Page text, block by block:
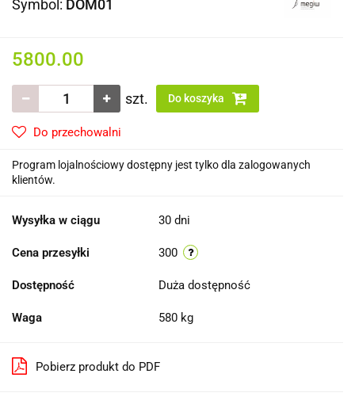
Symbol: DOM01
5800.00
szt. Do koszyka
Do przechowalni
Program lojalnościowy dostępny jest tylko dla zalogowanych
klientów.
Wysyłka w ciągu 30 dni
Cena przesyłki 300
Dostępność Duża dostępność
Waga 580 kg
Pobierz produkt do PDF